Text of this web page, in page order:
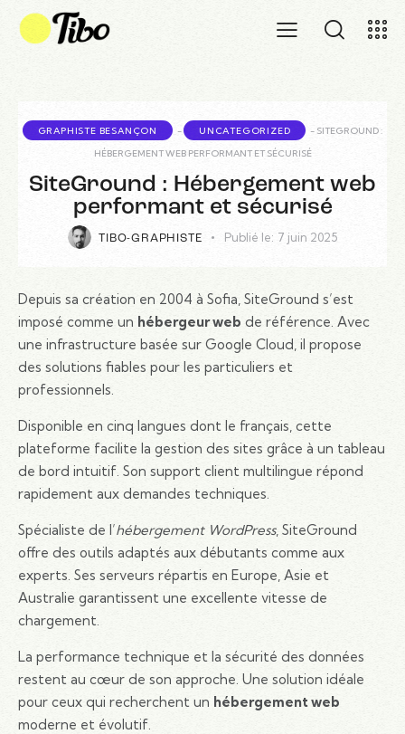
GRAPHISTE BESANÇON - UNCATEGORIZED - SITEGROUND :
HÉBERGEMENT WEB PERFORMANT ET SÉCURISÉ
SiteGround : Hébergement web
performant et sécurisé
TIBO-GRAPHISTE Publié le: 7 juin 2025
Depuis sa création en 2004 à Sofia, SiteGround s’est
imposé comme un hébergeur web de référence. Avec
une infrastructure basée sur Google Cloud, il propose
des solutions fiables pour les particuliers et
professionnels.
Disponible en cinq langues dont le français, cette
plateforme facilite la gestion des sites grâce à un tableau
de bord intuitif. Son support client multilingue répond
rapidement aux demandes techniques.
Spécialiste de l’hébergement WordPress, SiteGround
offre des outils adaptés aux débutants comme aux
experts. Ses serveurs répartis en Europe, Asie et
Australie garantissent une excellente vitesse de
chargement.
La performance technique et la sécurité des données
restent au cœur de son approche. Une solution idéale
pour ceux qui recherchent un hébergement web
moderne et évolutif.